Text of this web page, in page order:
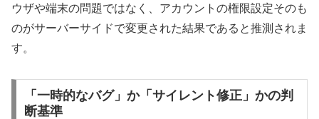
ウザや端末の問題ではなく、アカウントの権限設定そのも
のがサーバーサイドで変更された結果であると推測されま
す。
「一時的なバグ」か「サイレント修正」かの判
断基準